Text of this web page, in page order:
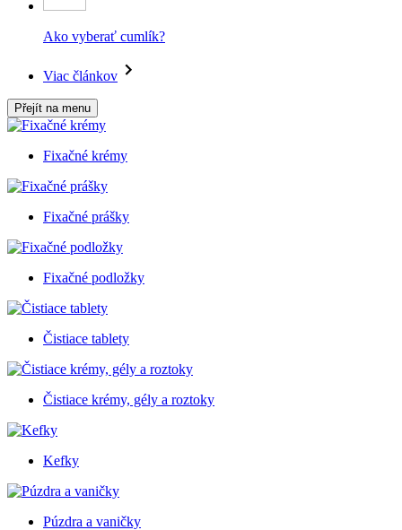
Ako vyberať cumlík?
Viac článkov
Přejít na menu
Fixačné krémy
Fixačné prášky
Fixačné podložky
Čistiace tablety
Čistiace krémy, gély a roztoky
Kefky
Púzdra a vaničky